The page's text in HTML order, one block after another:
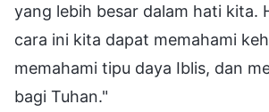
yang lebih besar dalam hati kita.
cara ini kita dapat memahami
memahami tipu daya Iblis, dan
bagi Tuhan."